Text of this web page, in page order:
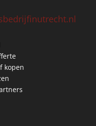
kopen